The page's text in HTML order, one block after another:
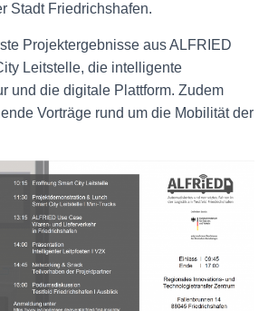
Stadt Friedrichshafen.
Projektergebnisse aus ALFRIED
Leitstelle, die intelligente
und die digitale Plattform. Zudem
Vorträge rund um die Mobilität der